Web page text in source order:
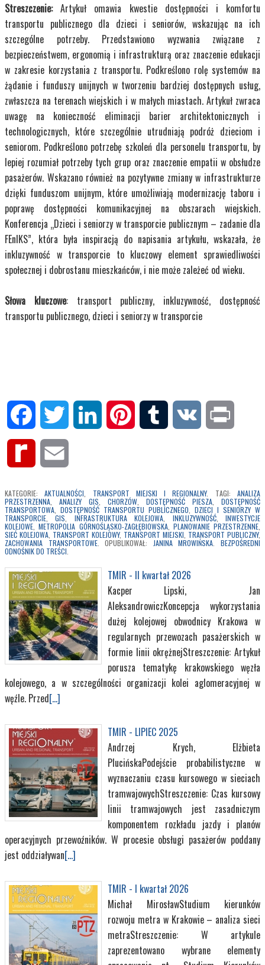
Streszczenie:Artykuł omawia kwestie dostępności i komfortu
transportu publicznego dla dzieci i seniorów, wskazując na ich
szczególne potrzeby. Przedstawiono wyzwania związane z
bezpieczeństwem, ergonomią i infrastrukturą oraz znaczenie edukacji
w zakresie korzystania z transportu. Podkreślono rolę systemów na
żądanie i funduszy unijnych w tworzeniu bardziej dostępnych usług,
zwłaszcza na terenach wiejskich i w małych miastach. Artykuł zwraca
uwagę na konieczność eliminacji barier architektonicznych i
technologicznych, które szczególnie utrudniają podróż dzieciom i
seniorom. Podkreślono potrzebę szkoleń dla personelu transportu, by
lepiej rozumiał potrzeby tych grup oraz znaczenie empatii w obsłudze
pasażerów. Wskazano również na pozytywne zmiany w infrastrukturze
dzięki funduszom unijnym, które umożliwiają modernizację taboru i
poprawę dostępności komunikacyjnej na obszarach wiejskich.
Konferencja „Dzieci i seniorzy w transporcie publicznym – zadanie dla
FEnIKS”, która była inspiracją do napisania artykułu, wskazała, że
inkluzywność w transporcie to kluczowy element sprawiedliwości
społecznej i dobrostanu mieszkańców, i nie może zależeć od wieku.
Słowa kluczowe: transport publiczny, inkluzywność, dostępność
transportu publicznego, dzieci i seniorzy w transporcie
Facebook Twitter LinkedIn Pinterest Tumblr VK
Rediff
KATEGORIE:AKTUALNOŚCI TRANSPORT MIEJSKI I REGIONALNY. TAGI:ANALIZA
PRZESTRZENNA
ANALIZY GIS CHORZÓW DOSTĘPNOŚĆ PIESZA
DOSTĘPNOŚĆ
TRANSPORTOWA DOSTĘPNOŚĆ TRANSPORTU PUBLICZNEGO
DZIECI I SENIORZY W
TRANSPORCIE ,GIS INFRASTRUKTURA KOLEJOWA INKLUZYWNOŚĆ,INWESTYCJE
KOLEJOWE ,METROPOLIA GÓRNOŚLĄSKO-ZAGŁĘBIOWSKA, PLANOWANIE PRZESTRZENNE
SIEĆ KOLEJOWA TRANSPORT KOLEJOWY, TRANSPORT MIEJSKI TRANSPORT PUBLICZNY,
ZACHOWANIA TRANSPORTOWE. OPUBLIKOWAŁ: JANINA MROWIŃSKA .BEZPOŚREDNI
ODNOŚNIK DO TREŚCI
TMIR - II kwartał 2026
Kacper Lipski, Jan
AleksandrowiczKoncepcja wykorzystania
dużej kolejowej obwodnicy Krakowa w
regularnych przewozach pasażerskich w
formie linii okrężnejStreszczenie: Artykuł
porusza tematykę krakowskiego węzła
kolejowego, a w szczególności organizacji kolei aglomeracyjnej w
węźle. Przed[...]
TMIR - LIPIEC 2025
Andrzej Krych, Elżbieta
PlucińskaPodejście probabilistyczne w
wyznaczaniu czasu kursowego w sieciach
tramwajowychStreszczenie: Czas kursowy
linii tramwajowych jest zasadniczym
komponentem rozkładu jazdy i planów
operacyjnych przewoźników. W procesie obsługi pasażerów poddany
jest oddziaływan[...]
TMIR - I kwartał 2026
Michał MirosławStudium kierunków
rozwoju metra w Krakowie – analiza sieci
metraStreszczenie: W artykule
zaprezentowano wybrane elementy